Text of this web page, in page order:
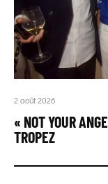
2 août 2026
« NOT YOUR
TROPEZ